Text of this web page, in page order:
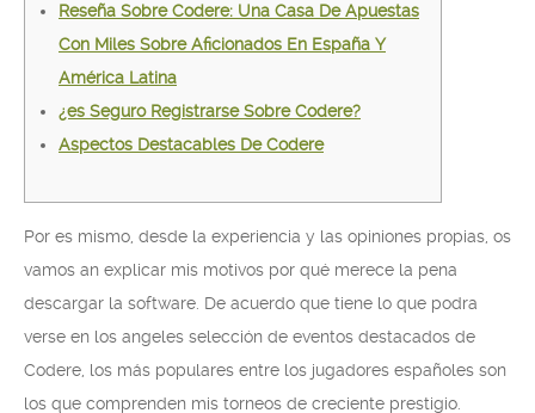
Reseña Sobre Codere: Una Casa De Apuestas
Con Miles Sobre Aficionados En España Y
América Latina
¿es Seguro Registrarse Sobre Codere?
Aspectos Destacables De Codere
Por es mismo, desde la experiencia y las opiniones propias, os
vamos an explicar mis motivos por qué merece la pena
descargar la software. De acuerdo que tiene lo que podra
verse en los angeles selección de eventos destacados de
Codere, los más populares entre los jugadores españoles son
los que comprenden mis torneos de creciente prestigio.